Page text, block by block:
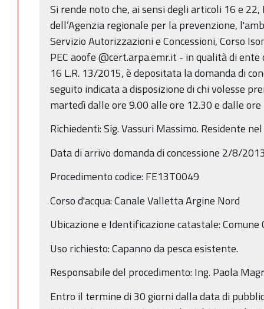
Si rende noto che, ai sensi degli articoli 16 e
dell’Agenzia regionale per la prevenzione,
Servizio Autorizzazioni e Concessioni, Corso
PEC aoofe @cert.arpa.emr.it - in qualità di
16 L.R. 13/2015, è depositata la domanda di
seguito indicata a disposizione di chi volesse
martedì dalle ore 9.00 alle ore 12.30 e dalle
Richiedenti: Sig. Vassuri Massimo. Residente
Data di arrivo domanda di concessione 2/8/
Procedimento codice: FE13T0049
Corso d'acqua: Canale Valletta Argine Nord
Ubicazione e Identificazione catastale: Comune
Uso richiesto: Capanno da pesca esistente.
Responsabile del procedimento: Ing. Paola
Entro il termine di 30 giorni dalla data di